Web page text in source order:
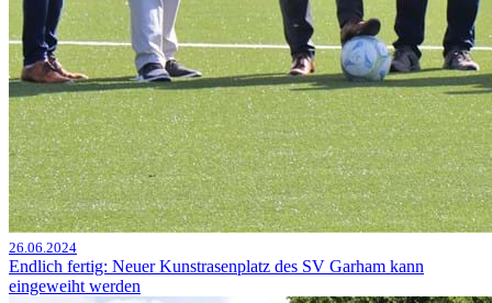
26.06.2024
Endlich fertig: Neuer Kunstrasenplatz des SV Garham kann
eingeweiht werden